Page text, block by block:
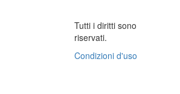
Tutti i diritti sono
riservati.
Condizioni d'uso